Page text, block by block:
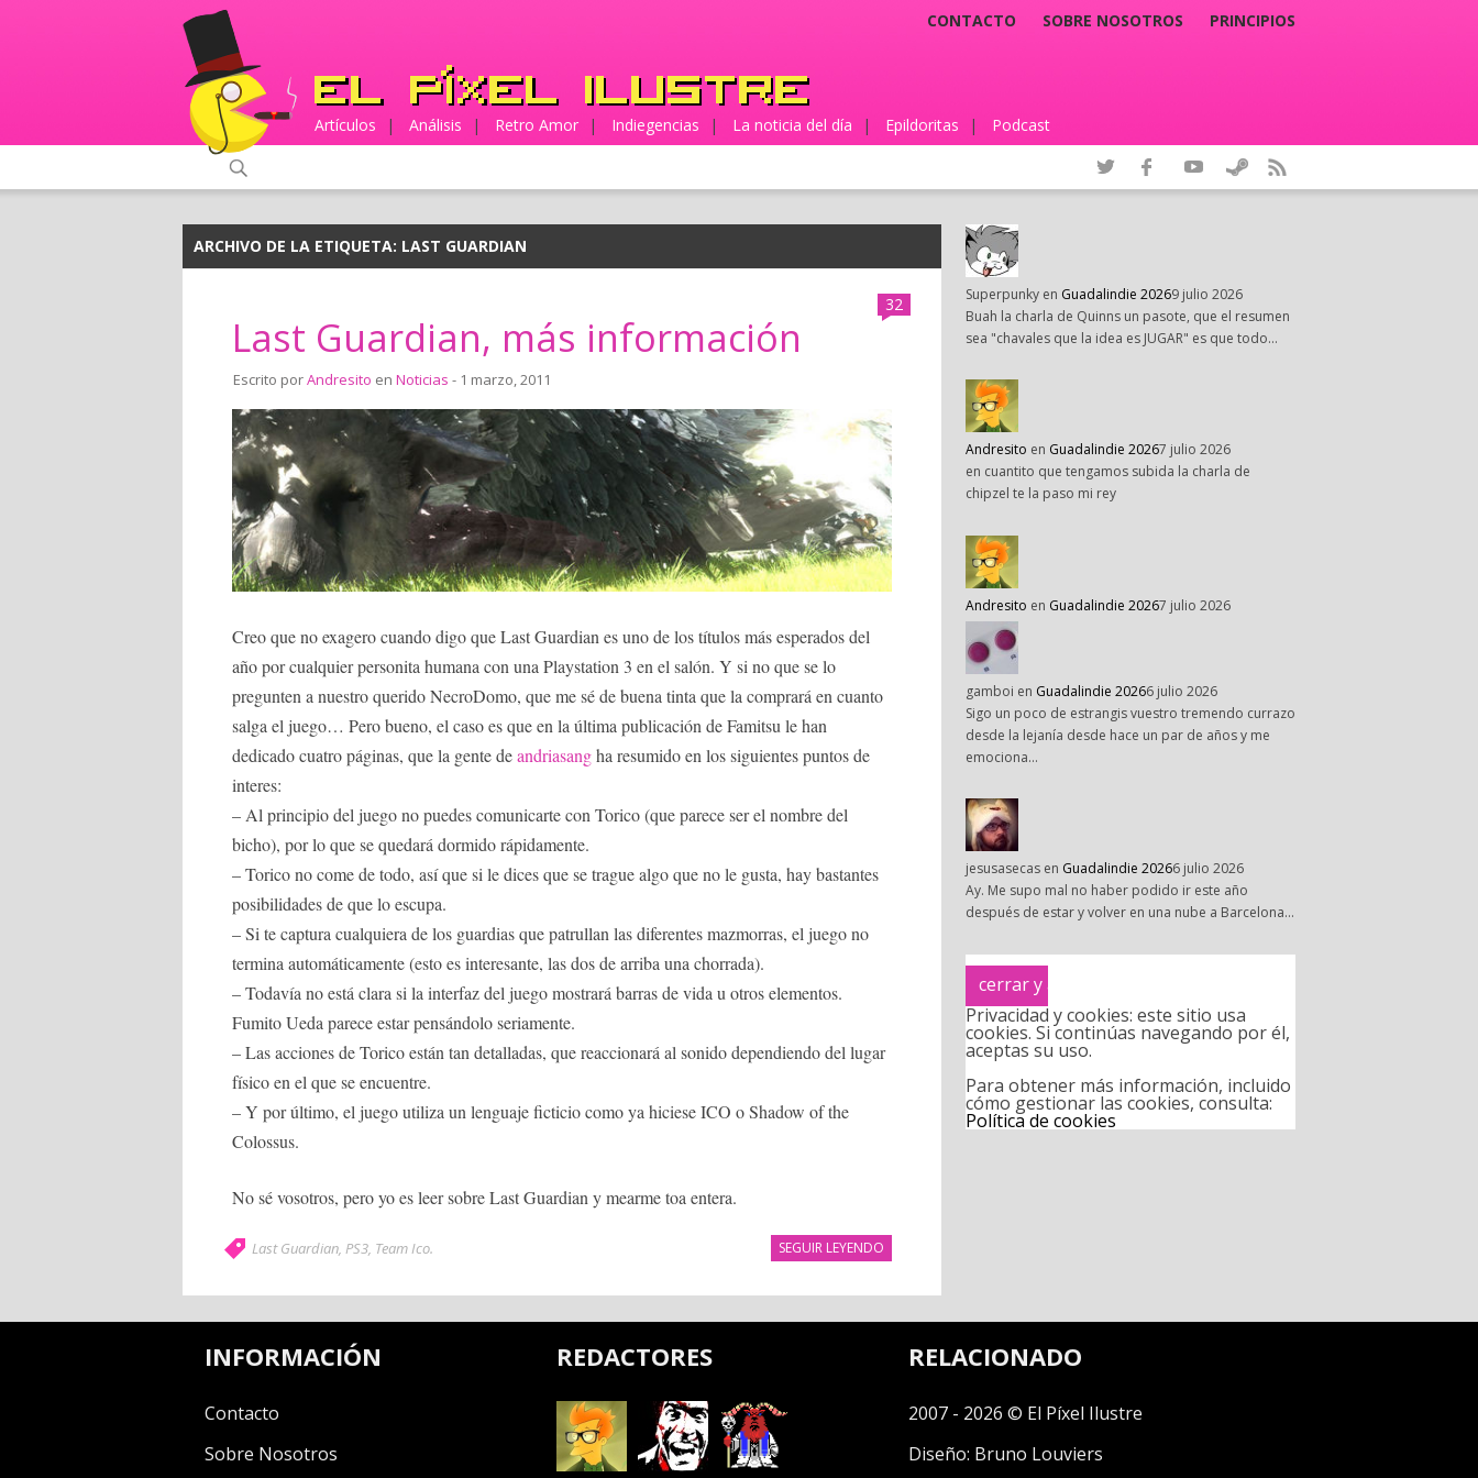
CONTACTO SOBRE NOSOTROS PRINCIPIOS
Artículos | Análisis | Retro Amor | Indiegencias | La noticia del día | Epildoritas | Podcast
ARCHIVO DE LA ETIQUETA: LAST GUARDIAN
32
Last Guardian, más información
Escrito porAndresito en Noticias - 1 marzo, 2011
Creo que no exagero cuando digo que Last Guardian es uno de los títulos más esperados del
año por cualquier personita humana con una Playstation 3 en el salón. Y si no que se lo
pregunten a nuestro querido NecroDomo, que me sé de buena tinta que la comprará en cuanto
salga el juego… Pero bueno, el caso es que en la última publicación de Famitsu le han
dedicado cuatro páginas, que la gente deandriasangha resumido en los siguientes puntos de
interes:
– Al principio del juego no puedes comunicarte con Torico (que parece ser el nombre del
bicho), por lo que se quedará dormido rápidamente.
– Torico no come de todo, así que si le dices que se trague algo que no le gusta, hay bastantes
posibilidades de que lo escupa.
– Si te captura cualquiera de los guardias que patrullan las diferentes mazmorras, el juego no
termina automáticamente (esto es interesante, las dos de arriba una chorrada).
– Todavía no está clara si la interfaz del juego mostrará barras de vida u otros elementos.
Fumito Ueda parece estar pensándolo seriamente.
– Las acciones de Torico están tan detalladas, que reaccionará al sonido dependiendo del lugar
físico en el que se encuentre.
– Y por último, el juego utiliza un lenguaje ficticio como ya hiciese ICO o Shadow of the
Colossus.
No sé vosotros, pero yo es leer sobre Last Guardian y mearme toa entera.
SEGUIR LEYENDO
Last Guardian, PS3, Team Ico.
Superpunky en Guadalindie 20269 julio 2026
Buah la charla de Quinns un pasote, que el resumen
sea "chavales que la idea es JUGAR" es que todo…
Andresito en Guadalindie 20267 julio 2026
en cuantito que tengamos subida la charla de
chipzel te la paso mi rey
Andresito en Guadalindie 20267 julio 2026
gamboi en Guadalindie 20266 julio 2026
Sigo un poco de estrangis vuestro tremendo currazo
desde la lejanía desde hace un par de años y me
emociona…
jesusasecas en Guadalindie 20266 julio 2026
Ay. Me supo mal no haber podido ir este año
después de estar y volver en una nube a Barcelona…
Privacidad y cookies: este sitio usa
cookies. Si continúas navegando por él,
aceptas su uso.
Para obtener más información, incluido
cómo gestionar las cookies, consulta:
Política de cookies
INFORMACIÓN
Contacto
Sobre Nosotros
REDACTORES RELACIONADO
2007 - 2026 © El Píxel Ilustre
Diseño: Bruno Louviers